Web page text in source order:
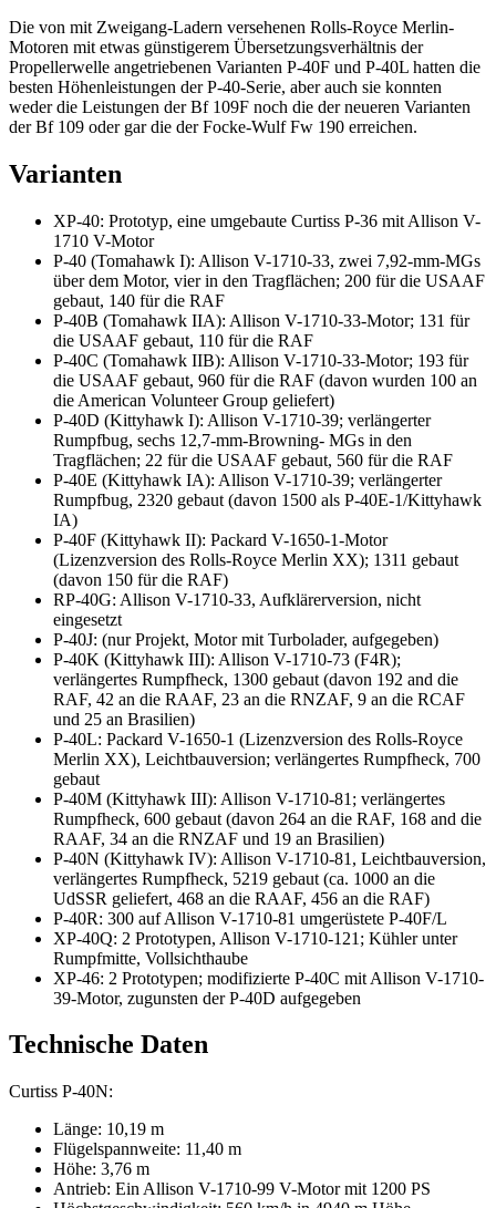
Die von mit Zweigang-Ladern versehenen Rolls-Royce Merlin-
Motoren mit etwas günstigerem Übersetzungsverhältnis der
Propellerwelle angetriebenen Varianten P-40F und P-40L hatten die
besten Höhenleistungen der P-40-Serie, aber auch sie konnten
weder die Leistungen der Bf 109F noch die der neueren Varianten
der Bf 109 oder gar die der Focke-Wulf Fw 190 erreichen.
Varianten
XP-40: Prototyp, eine umgebaute Curtiss P-36 mit Allison V-
1710 V-Motor
P-40 (Tomahawk I): Allison V-1710-33, zwei 7,92-mm-MGs
über dem Motor, vier in den Tragflächen; 200 für die USAAF
gebaut, 140 für die RAF
P-40B (Tomahawk IIA): Allison V-1710-33-Motor; 131 für
die USAAF gebaut, 110 für die RAF
P-40C (Tomahawk IIB): Allison V-1710-33-Motor; 193 für
die USAAF gebaut, 960 für die RAF (davon wurden 100 an
die American Volunteer Group geliefert)
P-40D (Kittyhawk I): Allison V-1710-39; verlängerter
Rumpfbug, sechs 12,7-mm-Browning- MGs in den
Tragflächen; 22 für die USAAF gebaut, 560 für die RAF
P-40E (Kittyhawk IA): Allison V-1710-39; verlängerter
Rumpfbug, 2320 gebaut (davon 1500 als P-40E-1/Kittyhawk
IA)
P-40F (Kittyhawk II): Packard V-1650-1-Motor
(Lizenzversion des Rolls-Royce Merlin XX); 1311 gebaut
(davon 150 für die RAF)
RP-40G: Allison V-1710-33, Aufklärerversion, nicht
eingesetzt
P-40J: (nur Projekt, Motor mit Turbolader, aufgegeben)
P-40K (Kittyhawk III): Allison V-1710-73 (F4R);
verlängertes Rumpfheck, 1300 gebaut (davon 192 and die
RAF, 42 an die RAAF, 23 an die RNZAF, 9 an die RCAF
und 25 an Brasilien)
P-40L: Packard V-1650-1 (Lizenzversion des Rolls-Royce
Merlin XX), Leichtbauversion; verlängertes Rumpfheck, 700
gebaut
P-40M (Kittyhawk III): Allison V-1710-81; verlängertes
Rumpfheck, 600 gebaut (davon 264 an die RAF, 168 and die
RAAF, 34 an die RNZAF und 19 an Brasilien)
P-40N (Kittyhawk IV): Allison V-1710-81, Leichtbauversion,
verlängertes Rumpfheck, 5219 gebaut (ca. 1000 an die
UdSSR geliefert, 468 an die RAAF, 456 an die RAF)
P-40R: 300 auf Allison V-1710-81 umgerüstete P-40F/L
XP-40Q: 2 Prototypen, Allison V-1710-121; Kühler unter
Rumpfmitte, Vollsichthaube
XP-46: 2 Prototypen; modifizierte P-40C mit Allison V-1710-
39-Motor, zugunsten der P-40D aufgegeben
Technische Daten
Curtiss P-40N:
Länge: 10,19 m
Flügelspannweite: 11,40 m
Höhe: 3,76 m
Antrieb: Ein Allison V-1710-99 V-Motor mit 1200 PS